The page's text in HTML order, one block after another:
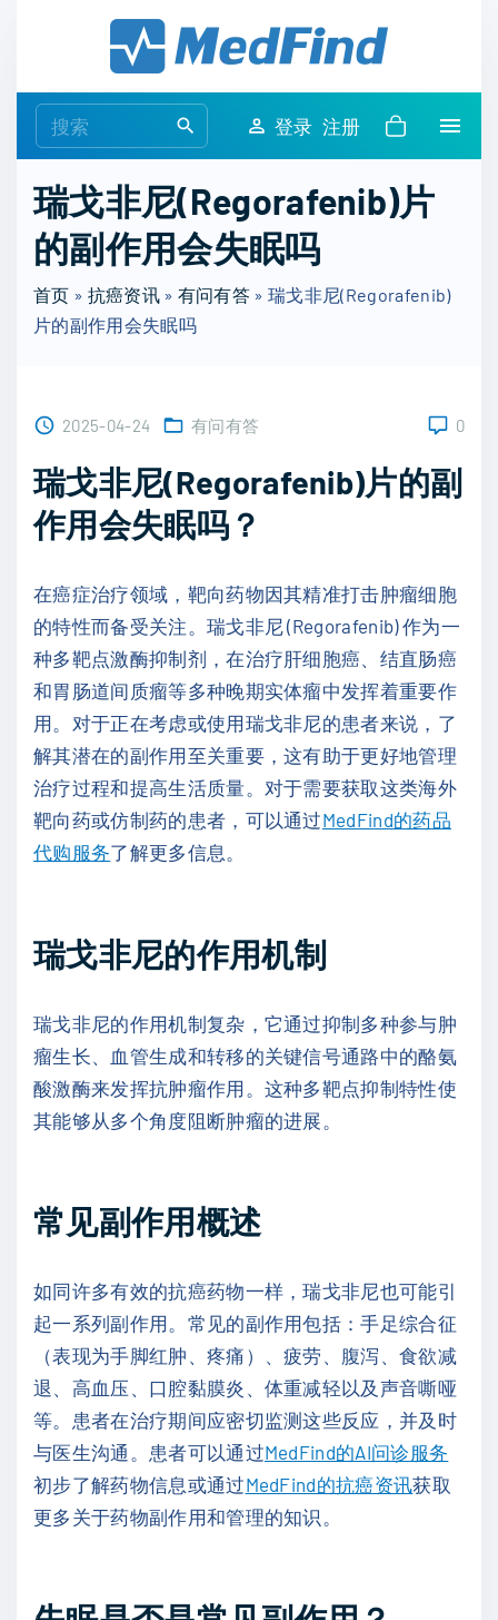
e
r
c
h
f
登录 注册
瑞戈非尼(Regorafenib)片
的副作用会失眠吗
首页 » 抗癌资讯» 有问有答 »瑞戈非尼(Regorafenib)
片的副作用会失眠吗
2025-04-24 有问有答 0
瑞戈非尼(Regorafenib)片的副
作用会失眠吗？
在癌症治疗领域，靶向药物因其精准打击肿瘤细胞
的特性而备受关注。瑞戈非尼 (Regorafenib) 作为一
种多靶点激酶抑制剂，在治疗肝细胞癌、结直肠癌
和胃肠道间质瘤等多种晚期实体瘤中发挥着重要作
用。对于正在考虑或使用瑞戈非尼的患者来说，了
解其潜在的副作用至关重要，这有助于更好地管理
治疗过程和提高生活质量。对于需要获取这类海外
靶向药或仿制药的患者，可以通过MedFind的药品
代购服务了解更多信息。
瑞戈非尼的作用机制
瑞戈非尼的作用机制复杂，它通过抑制多种参与肿
瘤生长、血管生成和转移的关键信号通路中的酪氨
酸激酶来发挥抗肿瘤作用。这种多靶点抑制特性使
其能够从多个角度阻断肿瘤的进展。
常见副作用概述
如同许多有效的抗癌药物一样，瑞戈非尼也可能引
起一系列副作用。常见的副作用包括：手足综合征
（表现为手脚红肿、疼痛）、疲劳、腹泻、食欲减
退、高血压、口腔黏膜炎、体重减轻以及声音嘶哑
等。患者在治疗期间应密切监测这些反应，并及时
与医生沟通。患者可以通过MedFind的AI问诊服务
初步了解药物信息或通过MedFind的抗癌资讯获取
更多关于药物副作用和管理的知识。